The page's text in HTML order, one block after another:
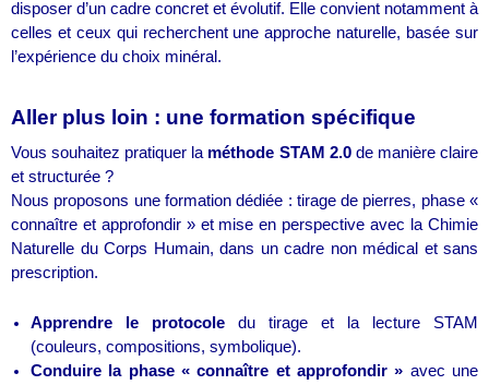
disposer d’un cadre concret et évolutif. Elle convient notamment à
celles et ceux qui recherchent une approche naturelle, basée sur
l’expérience du choix minéral.
Aller plus loin : une formation spécifique
Vous souhaitez pratiquer la méthode STAM 2.0de manière claire
et structurée ?
Nous proposons une formation dédiée : tirage de pierres, phase «
connaître et approfondir » et mise en perspective avec la Chimie
Naturelle du Corps Humain, dans un cadre non médical et sans
prescription.
Apprendre le protocole du tirage et la lecture STAM
(couleurs, compositions, symbolique).
Conduire la phase « connaître et approfondir » avec une